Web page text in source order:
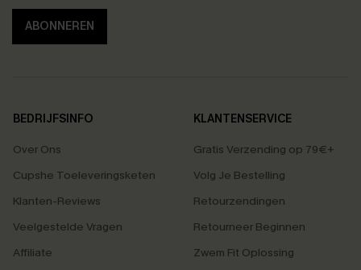
ABONNEREN
BEDRIJFSINFO
Over Ons
Cupshe Toeleveringsketen
Klanten-Reviews
Veelgestelde Vragen
Affiliate
KLANTENSERVICE
Gratis Verzending op 79€+
Volg Je Bestelling
Retourzendingen
Retourneer Beginnen
Zwem Fit Oplossing